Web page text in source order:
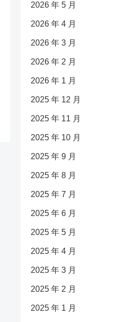
2026 年 5 月
2026 年 4 月
2026 年 3 月
2026 年 2 月
2026 年 1 月
2025 年 12 月
2025 年 11 月
2025 年 10 月
2025 年 9 月
2025 年 8 月
2025 年 7 月
2025 年 6 月
2025 年 5 月
2025 年 4 月
2025 年 3 月
2025 年 2 月
2025 年 1 月